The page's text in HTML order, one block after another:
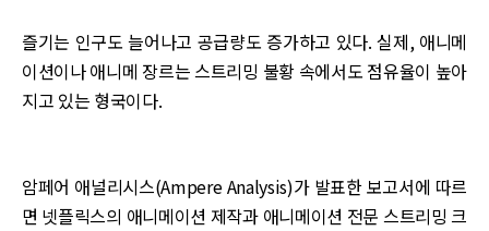
즐기는 인구도 늘어나고 공급량도 증가하고 있다. 실제, 애니메
이션이나 애니메 장르는 스트리밍 불황 속에서도 점유율이 높아
지고 있는 형국이다.
암페어 애널리시스(Ampere Analysis)가 발표한 보고서에 따르
면 넷플릭스의 애니메이션 제작과 애니메이션 전문 스트리밍 크